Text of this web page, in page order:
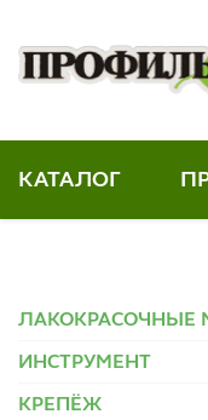
КАТАЛОГ
ЛАКОКРАСОЧНЫЕ
ИНСТРУМЕНТ
КРЕПЁЖ